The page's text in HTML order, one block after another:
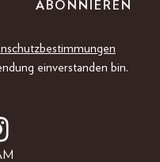
einverstanden bin.